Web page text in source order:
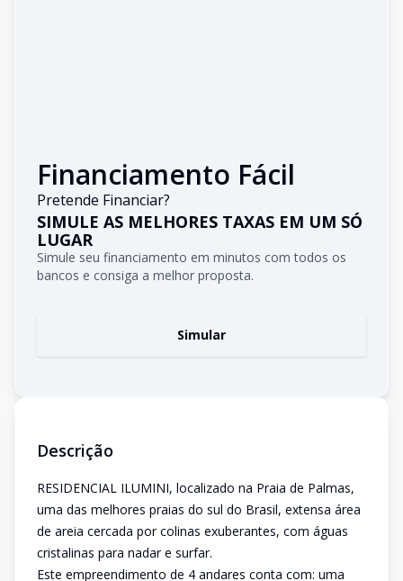
Financiamento Fácil
Pretende Financiar?
SIMULE AS MELHORES TAXAS EM UM SÓ
LUGAR
Simule seu financiamento em minutos com todos os
bancos e consiga a melhor proposta.
Simular
Descrição
RESIDENCIAL ILUMINI, localizado na Praia de Palmas,
uma das melhores praias do sul do Brasil, extensa área
de areia cercada por colinas exuberantes, com águas
cristalinas para nadar e surfar.
Este empreendimento de 4 andares conta com: uma